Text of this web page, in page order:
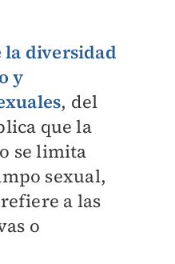
la diversidad
y
, del
que la
se limita
sexual,
a las
o